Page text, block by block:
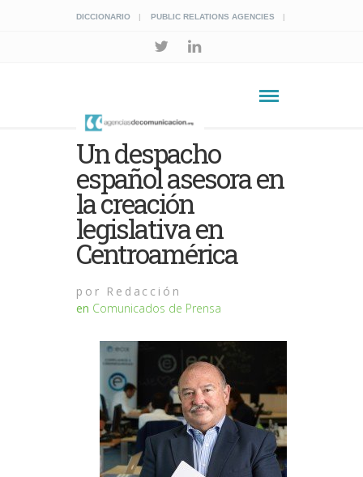
DICCIONARIO PUBLIC RELATIONS AGENCIES
Un despacho
español asesora en
la creación
legislativa en
Centroamérica
por Redacción
en Comunicados de Prensa